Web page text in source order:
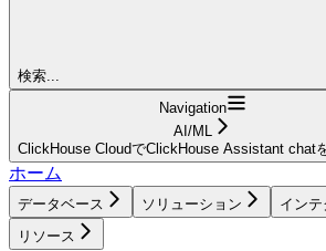
検索...
Navigation
AI/ML
ClickHouse CloudでClickHouse Assistant chat
ホーム
データベース ソリューション
イン
リソース